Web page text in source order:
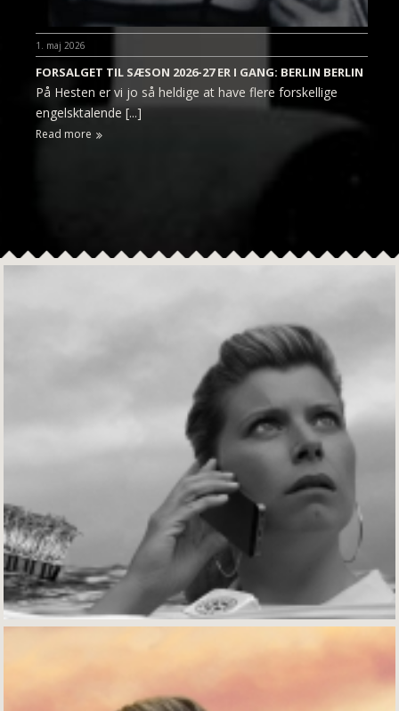
1. maj 2026
FORSALGET TIL SÆSON 2026-27 ER I GANG: BERLIN BERLIN
På Hesten er vi jo så heldige at have flere forskellige
engelsktalende [...]
Read more